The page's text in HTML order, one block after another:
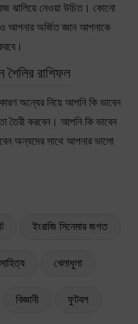
ঝালিয়ে নেওয়া উচিত। কোনো
অর্জিত জ্ঞান আপনাকে
রাশিফল
অন্যের নিয়ে আপনি কি ভাবেন
তৈরী করবেন। আপনি কি ভাবেন
অন্যদের সাথে আপনার ভালো
ইংরাজি সিনেমার জগত
সাহিত্য খেলাধুলা
বিজ্ঞানী ফুটবল